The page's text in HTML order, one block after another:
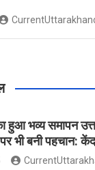
हुआ भव्य समापन
भी बनी पहचान: